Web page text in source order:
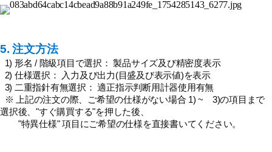
5. 注文方法
1) 形名 / 階級項目で選択： 製品サイズ及び精密度表示
2) 仕様選択： 入力及び出力(目盛及び表示値)を表示
3) 二重指針有無選択： 適正指示判断用計器使用有無
※ 上記の注文の際、ご希望の仕様がない場合 1) ~ 3)の項目まで
選択後、"すぐ購買する"を押した後、
"特異仕様" 項目にご希望の仕様を直接書いてください。